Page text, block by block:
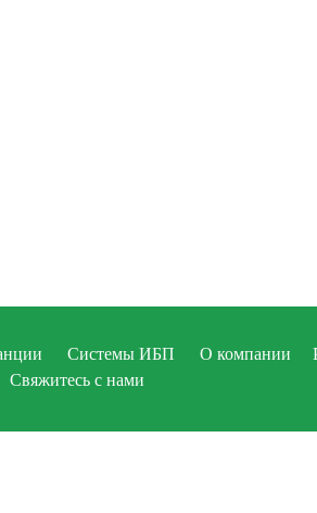
Системы ИБП О компании
Свяжитесь с нами